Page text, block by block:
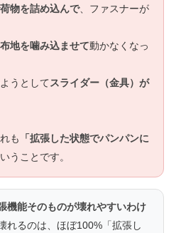
物を詰め込んで、ファスナーが
布地を噛み込ませて動かなくなっ
うとしてスライダー（金具）が
も
「拡張した状態でパンパンに
うことです。
機能そのものが壊れやすいわけ
れるのは、ほぼ100%「拡張し